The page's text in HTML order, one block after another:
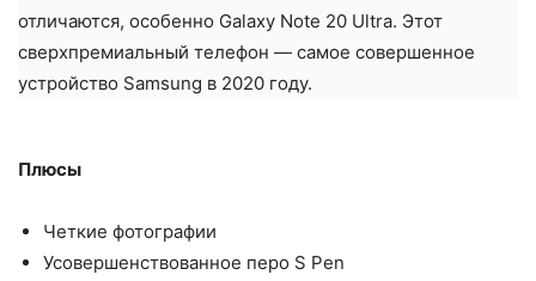
отличаются, особенно Galaxy Note 20 Ultra. Этот
сверхпремиальный телефон — самое совершенное
устройство Samsung в 2020 году.
Плюсы
Четкие фотографии
Усовершенствованное перо S Pen